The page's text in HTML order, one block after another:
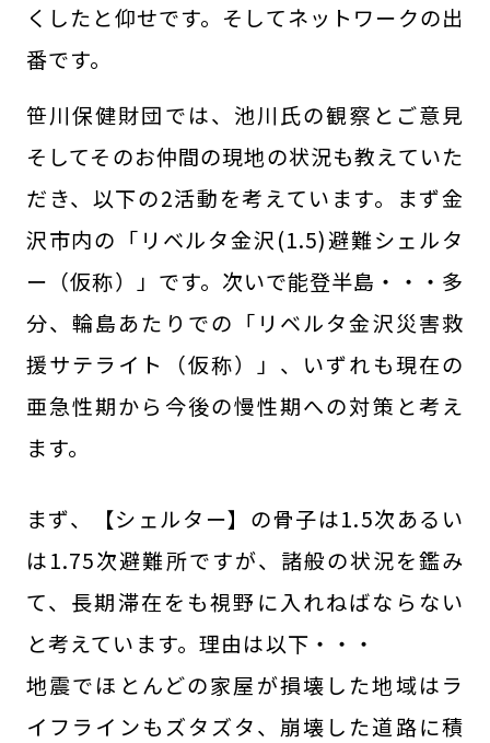
くしたと仰せです。そしてネットワークの出
番です。
笹川保健財団では、池川氏の観察とご意見
そしてそのお仲間の現地の状況も教えていた
だき、以下の2活動を考えています。まず金
沢市内の「リベルタ金沢(1.5)避難シェルタ
ー（仮称）」です。次いで能登半島・・・多
分、輪島あたりでの「リベルタ金沢災害救
援サテライト（仮称）」、いずれも現在の
亜急性期から今後の慢性期への対策と考え
ます。
まず、【シェルター】の骨子は1.5次あるい
は1.75次避難所ですが、諸般の状況を鑑み
て、長期滞在をも視野に入れねばならない
と考えています。理由は以下・・・
地震でほとんどの家屋が損壊した地域はラ
イフラインもズタズタ、崩壊した道路に積